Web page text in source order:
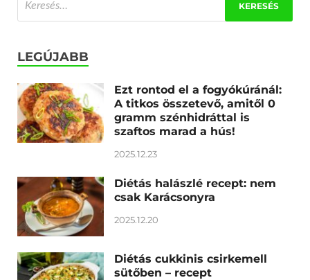
LEGÚJABB
Ezt rontod el a fogyókúránál:
A titkos összetevő, amitől 0
gramm szénhidráttal is
szaftos marad a hús!
2025.12.23
Diétás halászlé recept: nem
csak Karácsonyra
2025.12.20
Diétás cukkinis csirkemell
sütőben – recept